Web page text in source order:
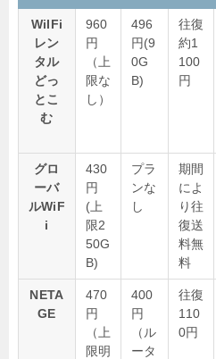
WiIFi
レン
タル
どっ
とこ
む
960
円
（上
限な
し）
496
円(9
0G
B)
往復
約1
100
円
グロ
ーバ
ルWiF
i
430
円
(上
限2
50G
B)
プラ
ンな
し
期間
によ
り往
復送
料無
料
NETA
GE
470
円
（上
限明
400
円
（ル
ータ
往復
110
0円